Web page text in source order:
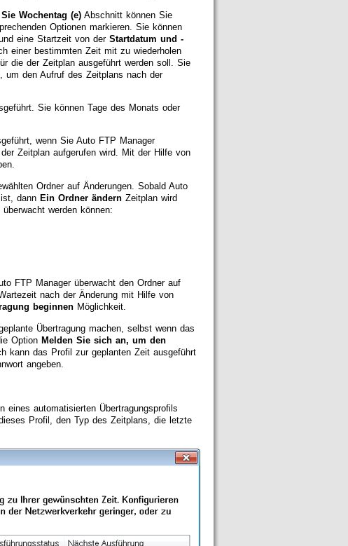
Wochentag (e) Abschnitt können Sie
Optionen markieren. Sie können
eine Startzeit von der Startdatum und -
einer bestimmten Zeit mit zu wiederholen
die der Zeitplan ausgeführt werden soll. Sie
um den Aufruf des Zeitplans nach der
Sie können Tage des Monats oder
wenn Sie Auto FTP Manager
Zeitplan aufgerufen wird. Mit der Hilfe von
Ordner auf Änderungen. Sobald Auto
dann Ein Ordner ändern Zeitplan wird
werden können:
FTP Manager überwacht den Ordner auf
nach der Änderung mit Hilfe von
beginnen Möglichkeit.
Übertragung machen, selbst wenn das
Option Melden Sie sich an, um den
kann das Profil zur geplanten Zeit ausgeführt
angeben.
eines automatisierten Übertragungsprofils
Profil, den Typ des Zeitplans, die letzte